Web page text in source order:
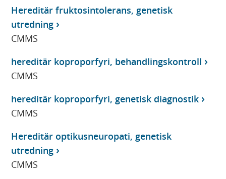
Hereditär fruktosintolerans, genetisk
utredning
CMMS
hereditär koproporfyri, behandlingskontroll
CMMS
hereditär koproporfyri, genetisk diagnostik
CMMS
Hereditär optikusneuropati, genetisk
utredning
CMMS